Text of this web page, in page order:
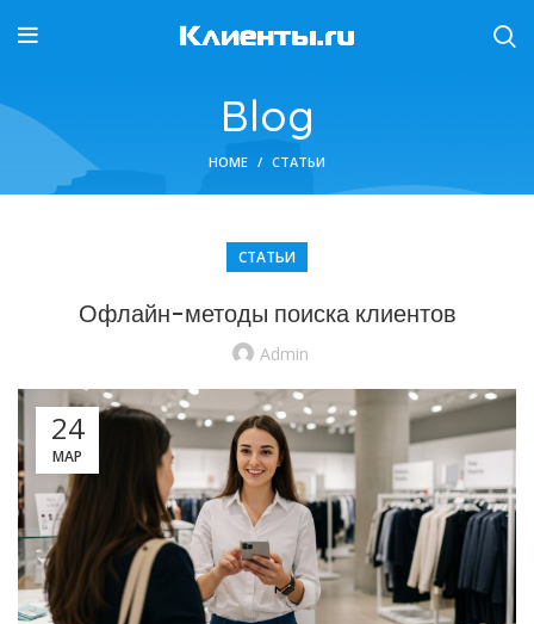
Blog
HOME СТАТЬИ
СТАТЬИ
Офлайн-методы поиска клиентов
Admin
24
МАР